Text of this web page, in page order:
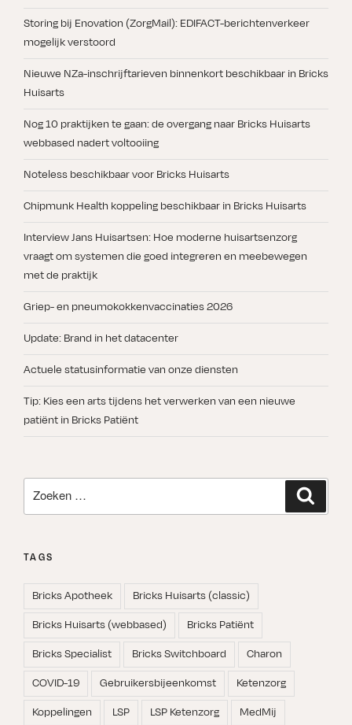
Storing bij Enovation (ZorgMail): EDIFACT-berichtenverkeer
mogelijk verstoord
Nieuwe NZa-inschrijftarieven binnenkort beschikbaar in Bricks
Huisarts
Nog 10 praktijken te gaan: de overgang naar Bricks Huisarts
webbased nadert voltooiing
Noteless beschikbaar voor Bricks Huisarts
Chipmunk Health koppeling beschikbaar in Bricks Huisarts
Interview Jans Huisartsen: Hoe moderne huisartsenzorg
vraagt om systemen die goed integreren en meebewegen
met de praktijk
Griep- en pneumokokkenvaccinaties 2026
Update: Brand in het datacenter
Actuele statusinformatie van onze diensten
Tip: Kies een arts tijdens het verwerken van een nieuwe
patiënt in Bricks Patiënt
naar:
TAGS
Bricks Apotheek
Bricks Huisarts (classic)
Bricks Huisarts (webbased)
Bricks Patiënt
Bricks Specialist
Bricks Switchboard
Charon
COVID-19
Gebruikersbijeenkomst
Ketenzorg
Koppelingen
LSP LSP Ketenzorg
MedMij